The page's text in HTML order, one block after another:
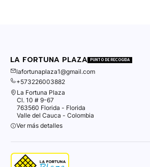
LA FORTUNA PLAZA PUNTO DE RECOGIDA
lafortunaplaza1@gmail.com
+573226003882
La Fortuna Plaza
Cl. 10 # 9-67
763560 Florida - Florida
Valle del Cauca - Colombia
Ver más detalles